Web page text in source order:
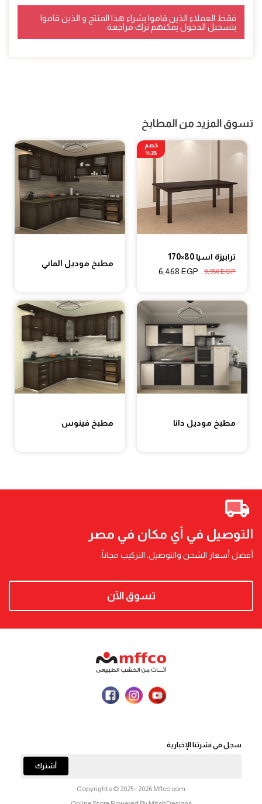
فقط العملاء الذين قاموا بشراء هذا المنتج و الذين قاموا
بتسجيل الدخول يمكنهم ترك مراجعة.
تسوق المزيد من المطابخ
ترابيزة اسيا 80×170
9,950EGP
6,468 EGP
خصم
35%
مطبخ موديل الماني
مطبخ موديل دانا مطبخ فينوس
التوصيل في أي مكان في مصر
أفضل أسعار الشحن والتوصيل. التركيب مجاناً.
تسوق الآن
سجل في نشرتنا الإخبارية
أشترك
Copyrights © 2025 - 2026 Mffco.com